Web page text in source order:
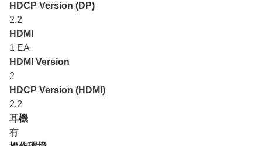
HDCP Version (DP)
2.2
HDMI
1 EA
HDMI Version
2
HDCP Version (HDMI)
2.2
耳機
有